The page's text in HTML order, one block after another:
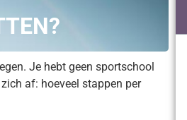
Je hebt geen sportschool
af: hoeveel stappen per